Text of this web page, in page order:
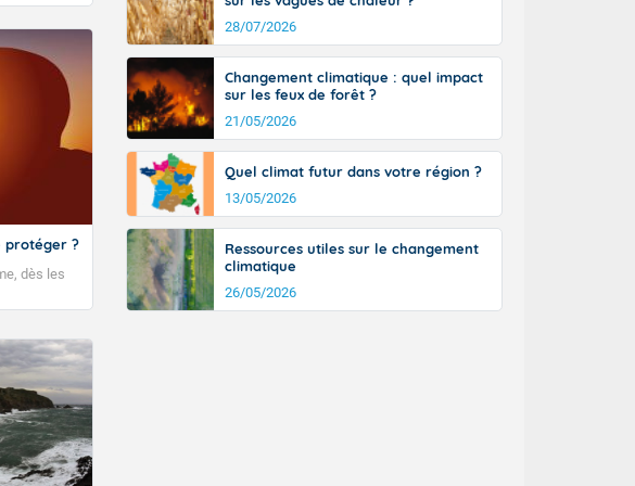
situent au-dessus des valeurs
protéger ?
dès les
28/07/2026
Changement climatique : quel impact
sur les feux de forêt ?
21/05/2026
Quel climat futur dans votre région ?
13/05/2026
Ressources utiles sur le changement
climatique
26/05/2026